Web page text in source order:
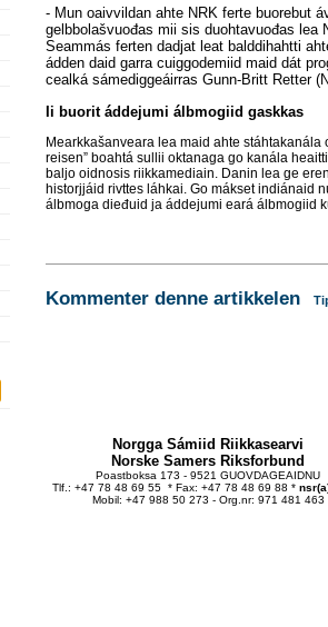
- Mun oaivvildan ahte NRK ferte buorebut
gelbbolašvuođas mii sis duohtavuođas lea
Seammás ferten dadjat leat balddihahtti
ádden daid garra cuiggodemiid maid dát
cealká sámediggeáirras Gunn-Britt Retter
Ii buorit áddejumi álbmogiid gaskkas
Mearkkašanveara lea maid ahte stáhtakanála
reisen” boahtá sullii oktanaga go kanála
baljo oidnosis riikkamediain. Danin lea ge
historjjáid rivttes láhkai. Go mákset indiánaid
álbmoga dieđuid ja áddejumi eará álbmogiid
Kommenter denne artikkelen
Norgga Sámiid Riikkasearvi
Norske Samers Riksforbund
Poastboksa 173 - 9521 GUOVDAGEAIDNU
Tlf.: +47 78 48 69 55 * Fax: +47 78 48 69 88 *
Mobil: +47 988 50 273 - Org.nr: 971 481 463